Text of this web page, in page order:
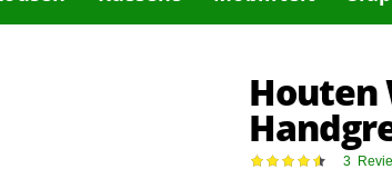
Houten
Waardering: 3